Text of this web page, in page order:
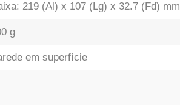
219 (Al) x 107 (Lg) x 32.7 (Fd) mm
g
em superfície